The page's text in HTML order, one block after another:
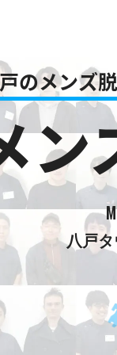
のメンズ
ン
八戸